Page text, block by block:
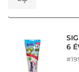
6
#